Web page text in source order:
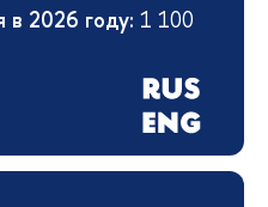
в 2026 году: 1 100